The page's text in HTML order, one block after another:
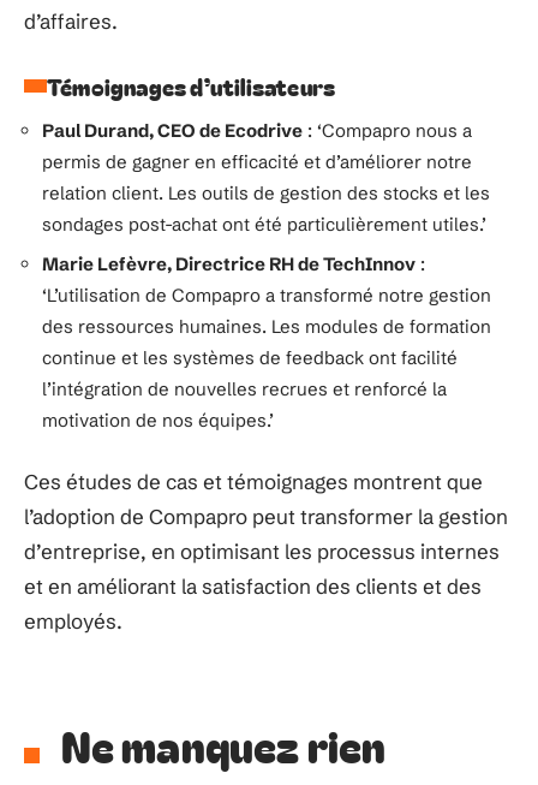
d’affaires.
Témoignages d’utilisateurs
Paul Durand, CEO de Ecodrive : ‘Compapro nous a
permis de gagner en efficacité et d’améliorer notre
relation client. Les outils de gestion des stocks et les
sondages post-achat ont été particulièrement utiles.’
Marie Lefèvre, Directrice RH de TechInnov :
‘L’utilisation de Compapro a transformé notre gestion
des ressources humaines. Les modules de formation
continue et les systèmes de feedback ont facilité
l’intégration de nouvelles recrues et renforcé la
motivation de nos équipes.’
Ces études de cas et témoignages montrent que
l’adoption de Compapro peut transformer la gestion
d’entreprise, en optimisant les processus internes
et en améliorant la satisfaction des clients et des
employés.
Ne manquez rien